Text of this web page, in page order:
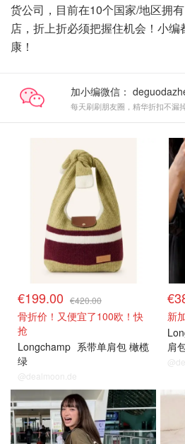
货公司，目前在10个国家/地区拥
店，折上折必须把握住机会！小
康！
加小编微信：
每天刷刷朋友圈，精华折扣不漏
€199.00 €420.00
骨折价！又便宜了100欧！快
抢
Longchamp 系带单肩包 橄榄
绿
@dealmoon.de
新
肩